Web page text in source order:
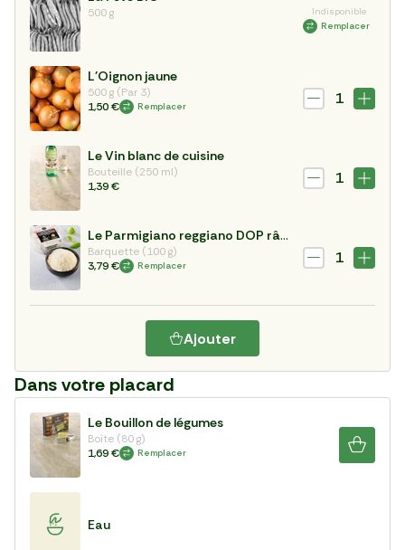
500 g
Indisponible
Remplacer
L'Oignon jaune
500 g (Par 3)
1,50 €
Remplacer 1
Le Vin blanc de cuisine
Bouteille (250 ml)
1,39 €
1
Le Parmigiano reggiano DOP râpé 24 mois
Barquette (100 g)
3,79 €
Remplacer 1
Ajouter
Dans votre placard
Le Bouillon de légumes
Boîte (80 g)
1,69 €
Remplacer
Eau